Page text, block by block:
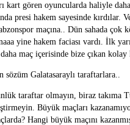
kart gören oyuncularda haliyle
presi hakem sayesinde kırdılar.
maçına.. Dün sahada çok
yine hakem faciası vardı. İlk
maç içerisinde bize çıkan
sözüm Galatasaraylı taraftarlara..
taraftar olmayın, biraz takıma
Büyük maçları
Hangi büyük maçını